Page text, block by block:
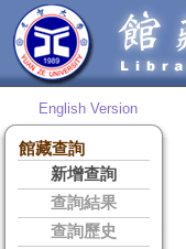
English Version
館藏查詢
新增查詢
查詢結果
查詢歷史